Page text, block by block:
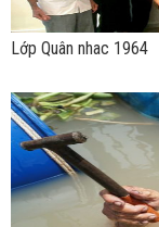
Lớp Quân nhac 1964